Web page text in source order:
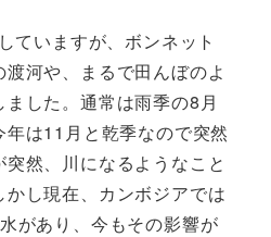
ていますが、ボンネット
河や、まるで田んぼのよ
した。通常は雨季の8月
は11月と乾季なので突然
然、川になるようなこと
し現在、カンボジアでは
があり、今もその影響が